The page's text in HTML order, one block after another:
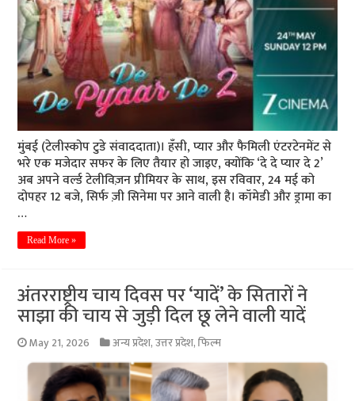
मुंबई (टेलीस्कोप टुडे संवाददाता)। हँसी, प्यार और फैमिली एंटरटेनमेंट से
भरे एक मजेदार सफर के लिए तैयार हो जाइए, क्योंकि ‘दे दे प्यार दे 2’
अब अपने वर्ल्ड टेलीविज़न प्रीमियर के साथ, इस रविवार, 24 मई को
दोपहर 12 बजे, सिर्फ ज़ी सिनेमा पर आने वाली है। कॉमेडी और ड्रामा का
…
Read More »
अंतरराष्ट्रीय चाय दिवस पर ‘यादें’ के सितारों ने
साझा की चाय से जुड़ी दिल छू लेने वाली यादें
May 21, 2026 अन्य प्रदेश,उत्तर प्रदेश,फिल्म